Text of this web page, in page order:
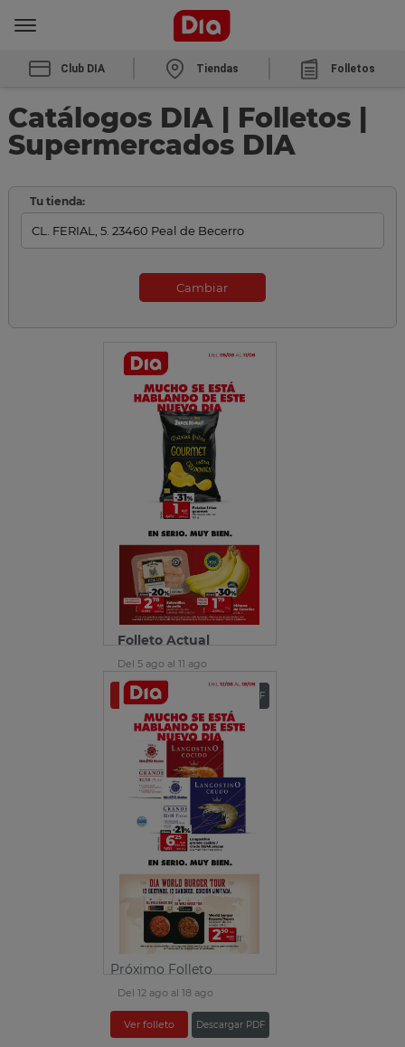
Club DIA Tiendas Folletos
Catálogos DIA | Folletos |
Supermercados DIA
Tu tienda:
Cambiar
Folleto Actual
Del 5 ago al 11 ago
Ver folleto Descargar PDF
Próximo Folleto
Del 12 ago al 18 ago
Ver folleto Descargar PDF